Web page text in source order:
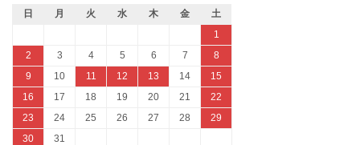
日 月 火 水 木 金
土
1
2
3 4 5 6 7
8
9
10 11 12 13 14
15
16
17 18 19 20 21
22
23
24 25 26 27 28
29
30
31